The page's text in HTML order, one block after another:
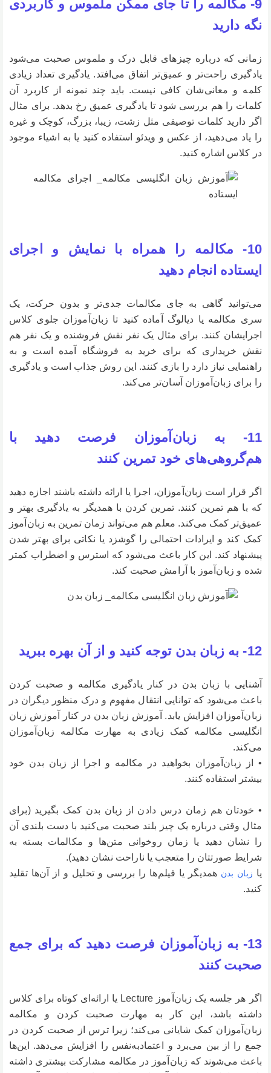
9- مکالمه را تا جای ممکن ملموس و کاربردی
نگه دارید
زمانی که درباره چیزهای قابل درک و ملموس صحبت می‌شود
یادگیری راحت‌تر و عمیق‌تر اتفاق می‌افتد. یادگیری تعداد زیادی
کلمه و معانی‌شان کافی نیست. باید چند نمونه از کاربرد آن
کلمات را هم بررسی شود تا یادگیری عمیق رخ بدهد. برای مثال
اگر دارید کلمات توصیفی مثل زشت، زیبا، بزرگ، کوچک و غیره
را یاد می‌دهید، از عکس و ویدئو استفاده کنید یا به اشیاء موجود
در کلاس اشاره کنید.
10- مکالمه را همراه با نمایش و اجرای
ایستاده انجام دهید
می‌توانید گاهی به جای مکالمات جدی‌‌تر و بدون حرکت، یک
سری مکالمه یا دیالوگ آماده کنید تا زبان‌آموزان جلوی کلاس
اجرایشان کنند. برای مثال یک نفر نقش فروشنده و یک نفر هم
نقش خریداری که برای خرید به فروشگاه آمده‌ است و به
راهنمایی نیاز دارد را بازی کنند. این روش جذاب است و یادگیری
را برای زبان‌آموزان آسان‌تر می‌کند.
11- به زبان‌آموزان فرصت دهید با
هم‌گروهی‌های خود تمرین کنند
اگر قرار است زبان‌آموزان، اجرا یا ارائه داشته باشند اجازه دهید
که با هم تمرین کنند. تمرین کردن با همدیگر به یادگیری بهتر و
عمیق‌تر کمک می‌کند. معلم هم می‌تواند زمان تمرین به زبان‌آموز
کمک کند و ایرادات احتمالی را گوشزد یا نکاتی برای بهتر شدن
پیشنهاد کند. این کار باعث می‌شود که استرس و اضطراب کمتر
شده و زبان‌آموز با آرامش صحبت کند.
12- به زبان بدن توجه کنید و از آن بهره ببرید
آشنایی با زبان بدن در کنار یادگیری مکالمه و صحبت کردن
باعث می‌شود که توانایی انتقال مفهوم و درک منظور دیگران در
زبان‌آموزان افزایش یابد. آموزش زبان بدن در کنار آموزش زبان
انگلیسی مکالمه کمک زیادی به مهارت مکالمه زبان‌آموزان
می‌کند.
• از زبان‌آموزان بخواهید در مکالمه و اجرا از زبان بدن خود
بیشتر استفاده کنند.
• خودتان هم زمان درس دادن از زبان بدن کمک بگیرید (برای
مثال وقتی درباره یک چیز بلند صحبت می‌کنید با دست بلندی آن
را نشان دهید یا زمان روخوانی متن‌ها و مکالمات بسته به
شرایط صورتتان را متعجب یا ناراحت نشان دهید).
یا زبان بدن همدیگر یا فیلم‌ها را بررسی و تحلیل و از آن‌ها تقلید
کنید.
13- به زبان‌آموزان فرصت دهید که برای جمع
صحبت کنند
اگر هر جلسه یک زبان‌آموز Lecture یا ارائه‌ای کوتاه برای کلاس
داشته باشد، این کار به مهارت صحبت کردن و مکالمه
زبان‌آموزان کمک شایانی می‌کند؛ زیرا ترس از صحبت کردن در
جمع را از بین می‌برد و اعتمادبه‌نفس را افزایش می‌دهد. این‌ها
باعث می‌شوند که زبان‌آموز در مکالمه مشارکت بیشتری داشته